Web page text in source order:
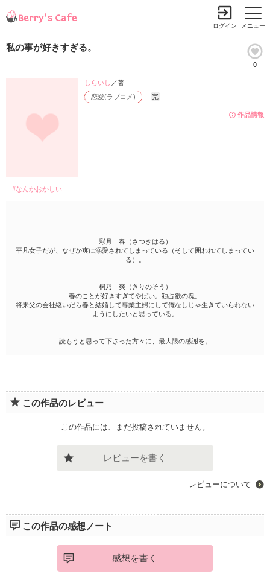
メニュー
ログイン
私の事が好きすぎる。
0
作品情報
恋愛(ラブコメ) 完
しらいし ／著
#なんかおかしい
彩月 春（さつきはる）
平凡女子だが、なぜか爽に溺愛されてしまっている（そして囲われてしまってい
る）。
桐乃 爽（きりのそう）
春のことが好きすぎてやばい。独占欲の塊。
将来父の会社継いだら春と結婚して専業主婦にして俺なしじゃ生きていられない
ようにしたいと思っている。
読もうと思って下さった方々に、最大限の感謝を。
この作品のレビュー
この作品には、まだ投稿されていません。
レビューを書く
レビューについて
この作品の感想ノート
感想を書く